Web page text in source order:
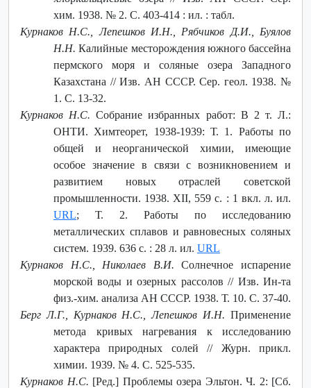
хим. 1938. № 2. С. 403-414 : ил. : табл.
Курнаков Н.С., Лепешков И.Н., Рябчиков Д.И., Буялов
Н.Н. Калийные месторождения южного бассейна
пермского моря и соляные озера Западного
Казахстана // Изв. АН СССР. Сер. геол. 1938. №
1. С. 13-32.
Курнаков Н.С.Собрание избранных работ: В 2 т. Л.:
ОНТИ. Химтеорет, 1938-1939: Т. 1. Работы по
общей и неорганической химии, имеющие
особое значение в связи с возникновением и
развитием новых отраслей советской
промышленности. 1938. XII, 559 с. : 1 вкл. л. ил.
URL; Т. 2. Работы по исследованию
металлических сплавов и равновесных соляных
систем. 1939. 636 с. : 28 л. ил. URL
Курнаков Н.С., Николаев В.И.Солнечное испарение
морской воды и озерных рассолов // Изв. Ин-та
физ.-хим. анализа АН СССР. 1938. Т. 10. С. 37-40.
Берг Л.Г., Курнаков Н.С., Лепешков И.Н. Применение
метода кривых нагревания к исследованию
характера природных солей // Журн. прикл.
химии. 1939. № 4. С. 525-535.
Курнаков Н.С. [Ред.] Проблемы озера Эльтон. Ч. 2: [Сб.